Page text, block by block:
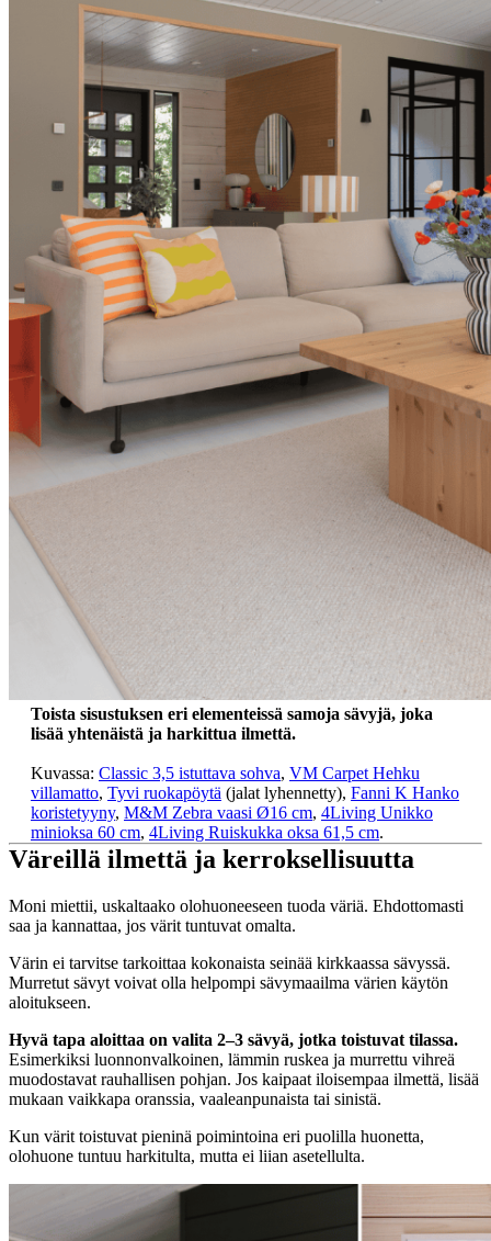
Toista sisustuksen eri elementeissä samoja sävyjä, joka
lisää yhtenäistä ja harkittua ilmettä.
Kuvassa: Classic 3,5 istuttava sohva, VM Carpet Hehku
villamatto, Tyvi ruokapöytä (jalat lyhennetty), Fanni K Hanko
koristetyyny, M&M Zebra vaasi Ø16 cm, 4Living Unikko
minioksa 60 cm, 4Living Ruiskukka oksa 61,5 cm.
Väreillä ilmettä ja kerroksellisuutta
Moni miettii, uskaltaako olohuoneeseen tuoda väriä. Ehdottomasti
saa ja kannattaa, jos värit tuntuvat omalta.
Värin ei tarvitse tarkoittaa kokonaista seinää kirkkaassa sävyssä.
Murretut sävyt voivat olla helpompi sävymaailma värien käytön
aloitukseen.
Hyvä tapa aloittaa on valita 2–3 sävyä, jotka toistuvat tilassa.
Esimerkiksi luonnonvalkoinen, lämmin ruskea ja murrettu vihreä
muodostavat rauhallisen pohjan. Jos kaipaat iloisempaa ilmettä, lisää
mukaan vaikkapa oranssia, vaaleanpunaista tai sinistä.
Kun värit toistuvat pieninä poimintoina eri puolilla huonetta,
olohuone tuntuu harkitulta, mutta ei liian asetellulta.